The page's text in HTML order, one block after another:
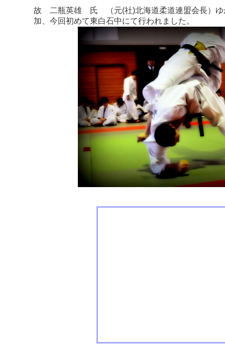
故 二瓶英雄 氏 （元(社)北海道柔道連盟会長）ゆ
加、今回初めて東白石中にて行われました。